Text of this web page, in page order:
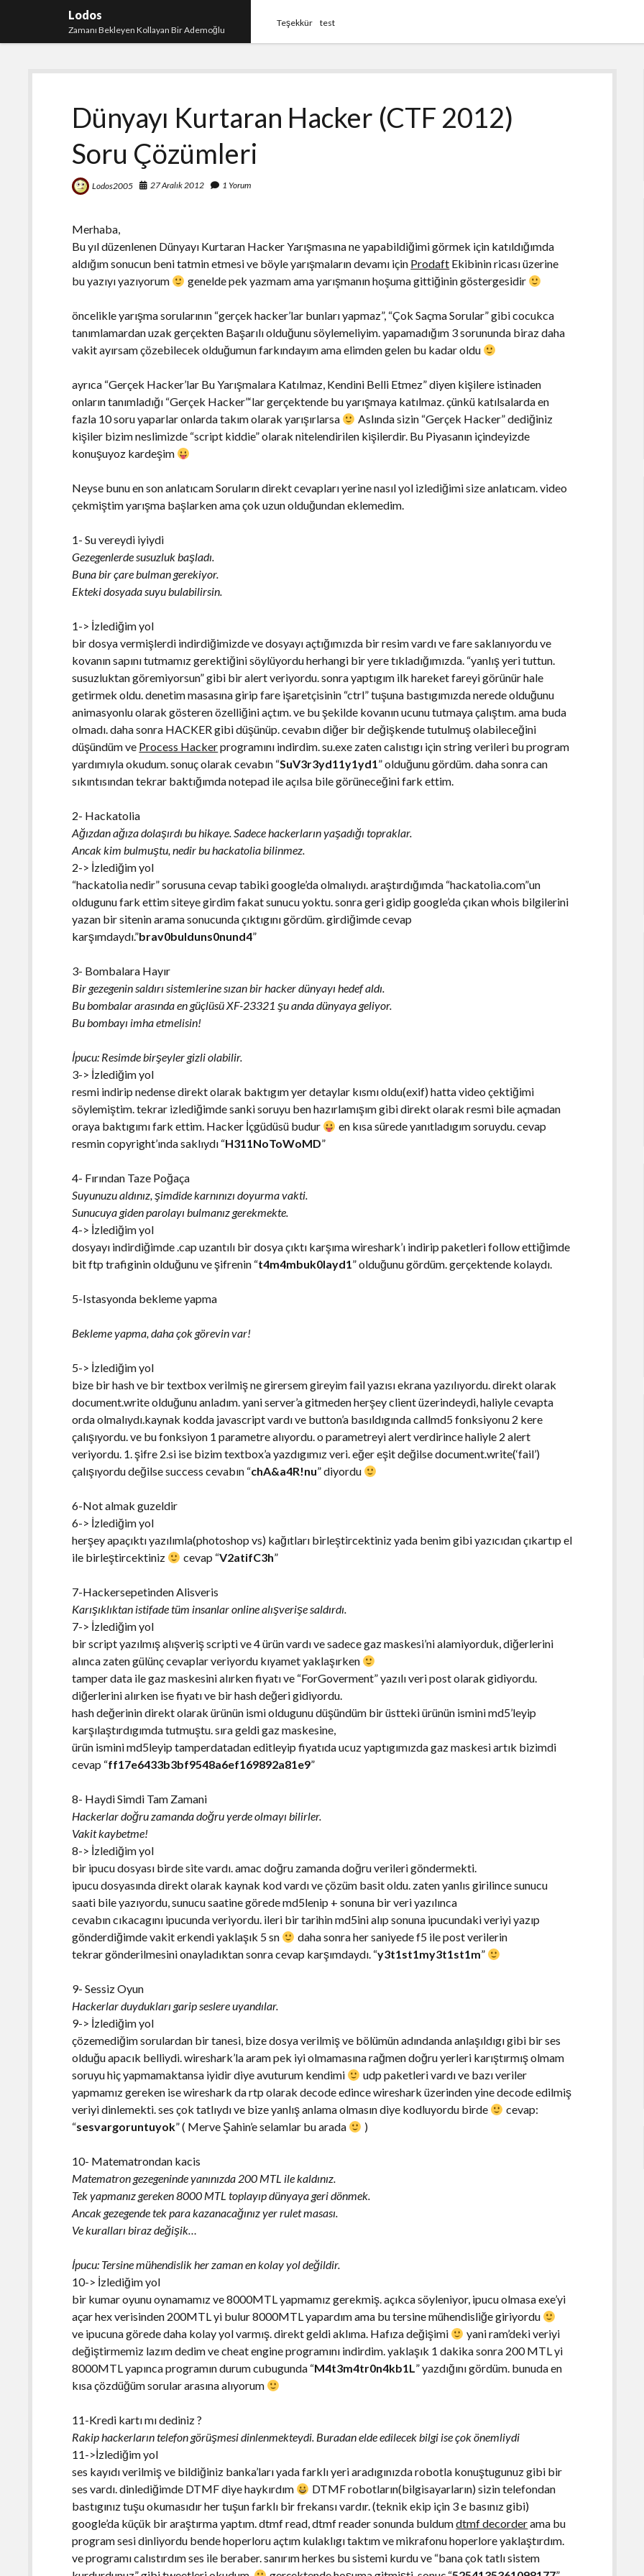
Lodos
Zamanı Bekleyen Kollayan Bir Ademoğlu
Teşekkür test
Dünyayı Kurtaran Hacker (CTF 2012)
Soru Çözümleri
Lodos2005 27 Aralık 2012 1 Yorum
Merhaba,
Bu yıl düzenlenen Dünyayı Kurtaran Hacker Yarışmasına ne yapabildiğimi görmek için katıldığımda
aldığım sonucun beni tatmin etmesi ve böyle yarışmaların devamı için Prodaft Ekibinin ricası üzerine
bu yazıyı yazıyorum
genelde pek yazmam ama yarışmanın hoşuma gittiğinin göstergesidir
öncelikle yarışma sorularının “gerçek hacker’lar bunları yapmaz”, “Çok Saçma Sorular” gibi cocukca
tanımlamardan uzak gerçekten Başarılı olduğunu söylemeliyim. yapamadığım 3 sorununda biraz daha
vakit ayırsam çözebilecek olduğumun farkındayım ama elimden gelen bu kadar oldu
ayrıca “Gerçek Hacker’lar Bu Yarışmalara Katılmaz, Kendini Belli Etmez” diyen kişilere istinaden
onların tanımladığı “Gerçek Hacker”‘lar gerçektende bu yarışmaya katılmaz. çünkü katılsalarda en
fazla 10 soru yaparlar onlarda takım olarak yarışırlarsa
Aslında sizin “Gerçek Hacker” dediğiniz
kişiler bizim neslimizde “script kiddie” olarak nitelendirilen kişilerdir. Bu Piyasanın içindeyizde
konuşuyoz kardeşim
Neyse bunu en son anlatıcam Soruların direkt cevapları yerine nasıl yol izlediğimi size anlatıcam. video
çekmiştim yarışma başlarken ama çok uzun olduğundan eklemedim.
1- Su vereydi iyiydi
Gezegenlerde susuzluk başladı.
Buna bir çare bulman gerekiyor.
Ekteki dosyada suyu bulabilirsin.
1-> İzlediğim yol
bir dosya vermişlerdi indirdiğimizde ve dosyayı açtığımızda bir resim vardı ve fare saklanıyordu ve
kovanın sapını tutmamız gerektiğini söylüyordu herhangi bir yere tıkladığımızda. “yanlış yeri tuttun.
susuzluktan göremiyorsun” gibi bir alert veriyordu. sonra yaptıgım ilk hareket fareyi görünür hale
getirmek oldu. denetim masasına girip fare işaretçisinin “ctrl” tuşuna bastıgımızda nerede olduğunu
animasyonlu olarak gösteren özelliğini açtım. ve bu şekilde kovanın ucunu tutmaya çalıştım. ama buda
olmadı. daha sonra HACKER gibi düşünüp. cevabın diğer bir değişkende tutulmuş olabileceğini
düşündüm ve Process Hackerprogramını indirdim. su.exe zaten calıstıgı için string verileri bu program
yardımıyla okudum. sonuç olarak cevabın “SuV3r3yd11y1yd1” olduğunu gördüm. daha sonra can
sıkıntısından tekrar baktığımda notepad ile açılsa bile görüneceğini fark ettim.
2- Hackatolia
Ağızdan ağıza dolaşırdı bu hikaye. Sadece hackerların yaşadığı topraklar.
Ancak kim bulmuştu, nedir bu hackatolia bilinmez.
2-> İzlediğim yol
“hackatolia nedir” sorusuna cevap tabiki google’da olmalıydı. araştırdığımda “hackatolia.com”un
oldugunu fark ettim siteye girdim fakat sunucu yoktu. sonra geri gidip google’da çıkan whois bilgilerini
yazan bir sitenin arama sonucunda çıktıgını gördüm. girdiğimde cevap
karşımdaydı.”brav0bulduns0nund4”
3- Bombalara Hayır
Bir gezegenin saldırı sistemlerine sızan bir hacker dünyayı hedef aldı.
Bu bombalar arasında en güçlüsü XF-23321 şu anda dünyaya geliyor.
Bu bombayı imha etmelisin!
İpucu: Resimde birşeyler gizli olabilir.
3-> İzlediğim yol
resmi indirip nedense direkt olarak baktıgım yer detaylar kısmı oldu(exif) hatta video çektiğimi
söylemiştim. tekrar izlediğimde sanki soruyu ben hazırlamışım gibi direkt olarak resmi bile açmadan
oraya baktıgımı fark ettim. Hacker İçgüdüsü budur
en kısa sürede yanıtladıgım soruydu. cevap
resmin copyright’ında saklıydı “H311NoToWoMD”
4- Fırından Taze Poğaça
Suyunuzu aldınız, şimdide karnınızı doyurma vakti.
Sunucuya giden parolayı bulmanız gerekmekte.
4-> İzlediğim yol
dosyayı indirdiğimde .cap uzantılı bir dosya çıktı karşıma wireshark’ı indirip paketleri follow ettiğimde
bit ftp trafiginin olduğunu ve şifrenin “t4m4mbuk0layd1” olduğunu gördüm. gerçektende kolaydı.
5-Istasyonda bekleme yapma
Bekleme yapma, daha çok görevin var!
5-> İzlediğim yol
bize bir hash ve bir textbox verilmiş ne girersem gireyim fail yazısı ekrana yazılıyordu. direkt olarak
document.write olduğunu anladım. yani server’a gitmeden herşey client üzerindeydi, haliyle cevapta
orda olmalıydı.kaynak kodda javascript vardı ve button’a basıldıgında callmd5 fonksiyonu 2 kere
çalışıyordu. ve bu fonksiyon 1 parametre alıyordu. o parametreyi alert verdirince haliyle 2 alert
veriyordu. 1. şifre 2.si ise bizim textbox’a yazdıgımız veri. eğer eşit değilse document.write(‘fail’)
çalışıyordu değilse success cevabın “chA&a4R!nu” diyordu
6-Not almak guzeldir
6-> İzlediğim yol
herşey apaçıktı yazılımla(photoshop vs) kağıtları birleştircektiniz yada benim gibi yazıcıdan çıkartıp el
ile birleştircektiniz
cevap “V2atifC3h”
7-Hackersepetinden Alisveris
Karışıklıktan istifade tüm insanlar online alışverişe saldırdı.
7-> İzlediğim yol
bir script yazılmış alışveriş scripti ve 4 ürün vardı ve sadece gaz maskesi’ni alamiyorduk, diğerlerini
alınca zaten gülünç cevaplar veriyordu kıyamet yaklaşırken
tamper data ile gaz maskesini alırken fiyatı ve “ForGoverment” yazılı veri post olarak gidiyordu.
diğerlerini alırken ise fiyatı ve bir hash değeri gidiyordu.
hash değerinin direkt olarak ürünün ismi oldugunu düşündüm bir üstteki ürünün ismini md5’leyip
karşılaştırdıgımda tutmuştu. sıra geldi gaz maskesine,
ürün ismini md5leyip tamperdatadan editleyip fiyatıda ucuz yaptıgımızda gaz maskesi artık bizimdi
cevap “ff17e6433b3bf9548a6ef169892a81e9”
8- Haydi Simdi Tam Zamani
Hackerlar doğru zamanda doğru yerde olmayı bilirler.
Vakit kaybetme!
8-> İzlediğim yol
bir ipucu dosyası birde site vardı. amac doğru zamanda doğru verileri göndermekti.
ipucu dosyasında direkt olarak kaynak kod vardı ve çözüm basit oldu. zaten yanlıs girilince sunucu
saati bile yazıyordu, sunucu saatine görede md5lenip + sonuna bir veri yazılınca
cevabın cıkacagını ipucunda veriyordu. ileri bir tarihin md5ini alıp sonuna ipucundaki veriyi yazıp
gönderdiğimde vakit erkendi yaklaşık 5 sn
daha sonra her saniyede f5 ile post verilerin
tekrar gönderilmesini onayladıktan sonra cevap karşımdaydı. “y3t1st1my3t1st1m”
9- Sessiz Oyun
Hackerlar duydukları garip seslere uyandılar.
9-> İzlediğim yol
çözemediğim sorulardan bir tanesi, bize dosya verilmiş ve bölümün adındanda anlaşıldıgı gibi bir ses
olduğu apacık belliydi. wireshark’la aram pek iyi olmamasına rağmen doğru yerleri karıştırmış olmam
soruyu hiç yapmamaktansa iyidir diye avuturum kendimi
udp paketleri vardı ve bazı veriler
yapmamız gereken ise wireshark da rtp olarak decode edince wireshark üzerinden yine decode edilmiş
veriyi dinlemekti. ses çok tatlıydı ve bize yanlış anlama olmasın diye kodluyordu birde
cevap:
“sesvargoruntuyok” ( Merve Şahin’e selamlar bu arada )
10- Matematrondan kacis
Matematron gezegeninde yanınızda 200 MTL ile kaldınız.
Tek yapmanız gereken 8000 MTL toplayıp dünyaya geri dönmek.
Ancak gezegende tek para kazanacağınız yer rulet masası.
Ve kuralları biraz değişik…
İpucu: Tersine mühendislik her zaman en kolay yol değildir.
10-> İzlediğim yol
bir kumar oyunu oynamamız ve 8000MTL yapmamız gerekmiş. açıkca söyleniyor, ipucu olmasa exe’yi
açar hex verisinden 200MTL yi bulur 8000MTL yapardım ama bu tersine mühendisliğe giriyordu
ve ipucuna görede daha kolay yol varmış. direkt geldi aklıma. Hafıza değişimi
yani ram’deki veriyi
değiştirmemiz lazım dedim ve cheat engine programını indirdim. yaklaşık 1 dakika sonra 200 MTL yi
8000MTL yapınca programın durum cubugunda “M4t3m4tr0n4kb1L” yazdığını gördüm. bunuda en
kısa çözdüğüm sorular arasına alıyorum
11-Kredi kartı mı dediniz ?
Rakip hackerların telefon görüşmesi dinlenmekteydi. Buradan elde edilecek bilgi ise çok önemliydi
11->İzlediğim yol
ses kayıdı verilmiş ve bildiğiniz banka’ları yada farklı yeri aradıgınızda robotla konuştugunuz gibi bir
ses vardı. dinlediğimde DTMF diye haykırdım
DTMF robotların(bilgisayarların) sizin telefondan
bastıgınız tuşu okumasıdır her tuşun farklı bir frekansı vardır. (teknik ekip için 3 e basınız gibi)
google’da küçük bir araştırma yaptım. dtmf read, dtmf reader sonunda buldumdtmf decorderama bu
program sesi dinliyordu bende hoperloru açtım kulaklıgı taktım ve mikrafonu hoperlore yaklaştırdım.
ve programı calıstırdım ses ile beraber. sanırım herkes bu sistemi kurdu ve “bana çok tatlı sistem